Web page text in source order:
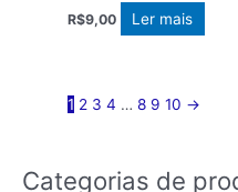
R$9,00 Ler mais
1 2 3 4 … 8 9 10 →
Categorias de